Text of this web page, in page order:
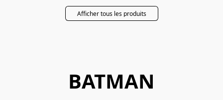
Afficher tous les produits
BATMAN